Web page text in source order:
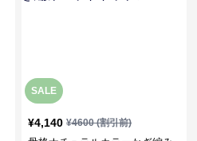
SALE
¥4,140 ¥4600(割引前)